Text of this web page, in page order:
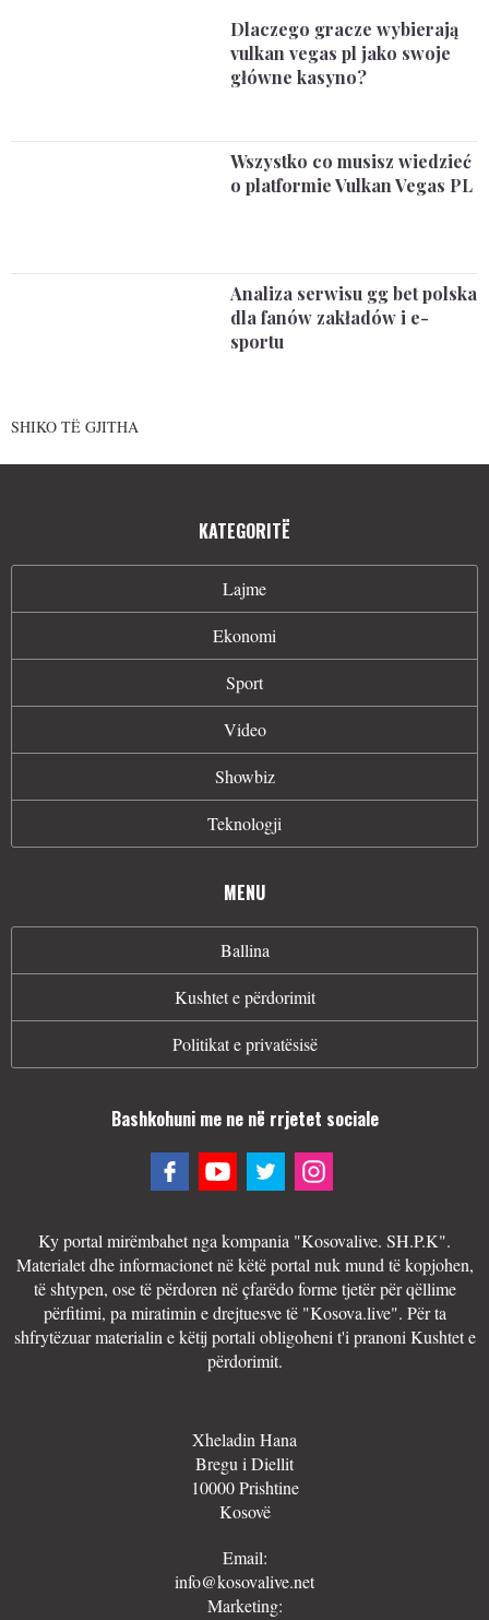
Dlaczego gracze wybierają
vulkan vegas pl jako swoje
główne kasyno?
Wszystko co musisz wiedzieć
o platformie Vulkan Vegas PL
Analiza serwisu gg bet polska
dla fanów zakładów i e-
sportu
SHIKO TË GJITHA
KATEGORITË
Lajme
Ekonomi
Sport
Video
Showbiz
Teknologji
MENU
Ballina
Kushtet e përdorimit
Politikat e privatësisë
Bashkohuni me ne në rrjetet sociale
Ky portal mirëmbahet nga kompania "Kosovalive. SH.P.K".
Materialet dhe informacionet në këtë portal nuk mund të kopjohen,
të shtypen, ose të përdoren në çfarëdo forme tjetër për qëllime
përfitimi, pa miratimin e drejtuesve të "Kosova.live". Për ta
shfrytëzuar materialin e këtij portali obligoheni t'i pranoni Kushtet e
përdorimit.
Xheladin Hana
Bregu i Diellit
10000 Prishtine
Kosovë
Email:
info@kosovalive.net
Marketing: